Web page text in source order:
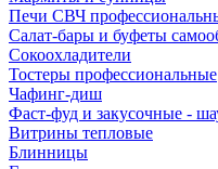
Печи СВЧ
Салат-бары и буфеты
Сокоохладители
Тостеры профессиональные
Чафинг-диш
Фаст-фуд и закусочные -
Витрины тепловые
Блинницы